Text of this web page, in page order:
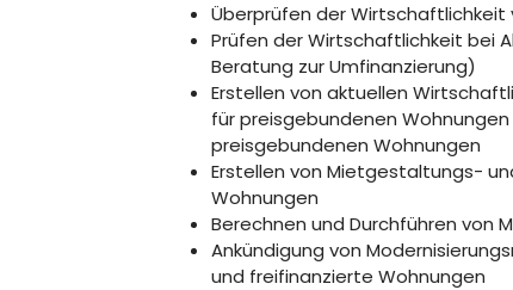
Überprüfen der Wirtschaftlichkeit
Prüfen der Wirtschaftlichkeit bei
Beratung zur Umfinanzierung)
Erstellen von aktuellen
für preisgebundenen
preisgebundenen Wohnungen
Erstellen von Mietgestaltungs-
Wohnungen
Berechnen und Durchführen von
Ankündigung von
und freifinanzierte Wohnungen